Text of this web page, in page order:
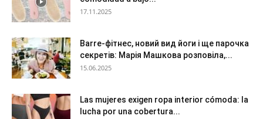
17.11.2025
Barre-фітнес, новий вид йоги і ще парочка
секретів: Марія Машкова розповіла,...
15.06.2025
Las mujeres exigen ropa interior cómoda: la
lucha por una cobertura...